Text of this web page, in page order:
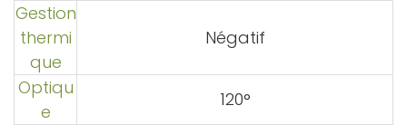
Gestion
thermi
que
Négatif
Optiqu
e
120°